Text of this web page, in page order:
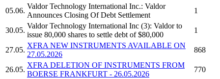
05.06.
Valdor Technology International Inc.: Valdor
Announces Closing Of Debt Settlement
1
30.05.
Valdor Technology International Inc (3): Valdorto
issue 80,000 shares to settle debt of $80,000
1
27.05.
XFRA NEW INSTRUMENTS AVAILABLE ON
27.05.2026
868
26.05.
XFRA DELETION OF INSTRUMENTS FROM
BOERSE FRANKFURT - 26.05.2026
770